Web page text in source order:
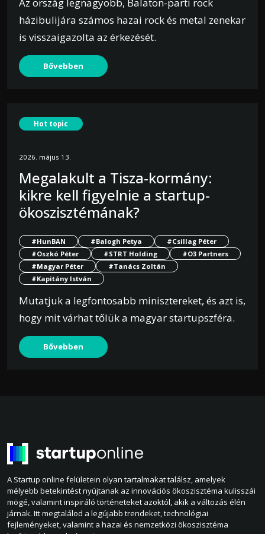
házibulijára számos hazai rock és metal zenekar
is visszaigazolta az érkezését.
Bővebben
Hot topic
2026. május 13.
Megalakult a Tisza-kormány:
kikre kell figyelnie a startup-
ökoszisztémának?
#HunBAN #Balogh Petya
#Csillag Péter
#Oszkó Péter
#STRT Holding
#O3 Partners
#Magyar Péter
#Tanács Zoltán
#Kapitány István
Mutatjuk a legfontosabb minisztereket, és azt is,
hogy mit várhat tőlük a magyar startupszféra.
Bővebben
A Startup online felületein olyan tartalmakat találsz, amelyek
mélyebb betekintést nyújtanak az innovációs ökoszisztéma kulisszái
mögé, valamint inspiráló történeteket azoktól, akik a változás élén
járnak. Itt megtalálod a legújabb trendeket, technológiai
fejleményeket, valamint a hazai és nemzetközi ökoszisztéma